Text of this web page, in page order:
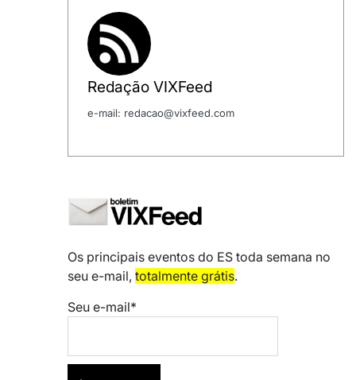
Redação VIXFeed
e-mail: redacao@vixfeed.com
Os principais eventos do ES toda semana no
seu e-mail, totalmente grátis.
Seu e-mail*